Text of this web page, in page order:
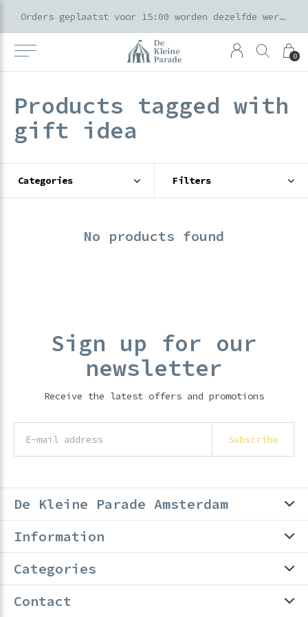
0
Orders geplaatst voor 15:00 worden dezelfde werkdag verzonden
Products tagged with
gift idea
Categories Filters
No products found
Sign up for our
newsletter
Receive the latest offers and promotions
Subscribe
De Kleine Parade Amsterdam
Information
Categories
Contact